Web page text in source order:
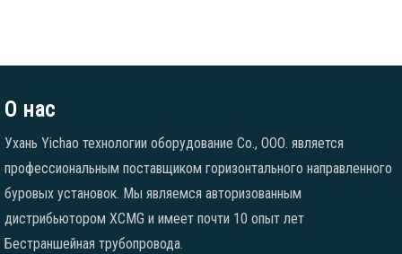
О нас
Ухань Yichao технологии оборудование Co., ООО. является
профессиональным поставщиком горизонтального направленного
буровых установок. Мы являемся авторизованным
дистрибьютором XCMG и имеет почти 10 опыт лет
Бестраншейная трубопровода.